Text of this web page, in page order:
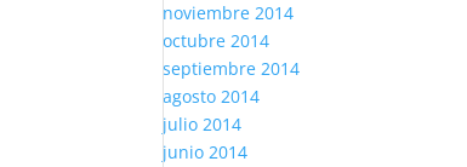
noviembre 2014
octubre 2014
septiembre 2014
agosto 2014
julio 2014
junio 2014